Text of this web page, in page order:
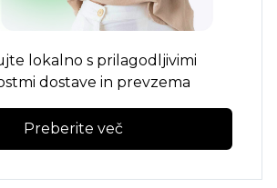
lokalno s prilagodljivimi
dostave in prevzema
Preberite več